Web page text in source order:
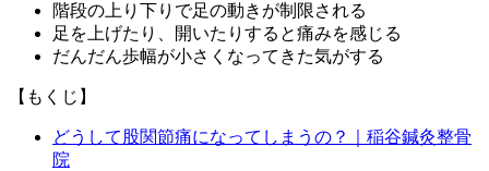
階段の上り下りで足の動きが制限される
足を上げたり、開いたりすると痛みを感じる
だんだん歩幅が小さくなってきた気がする
【もくじ】
どうして股関節痛になってしまうの？｜稲谷鍼灸整骨
院